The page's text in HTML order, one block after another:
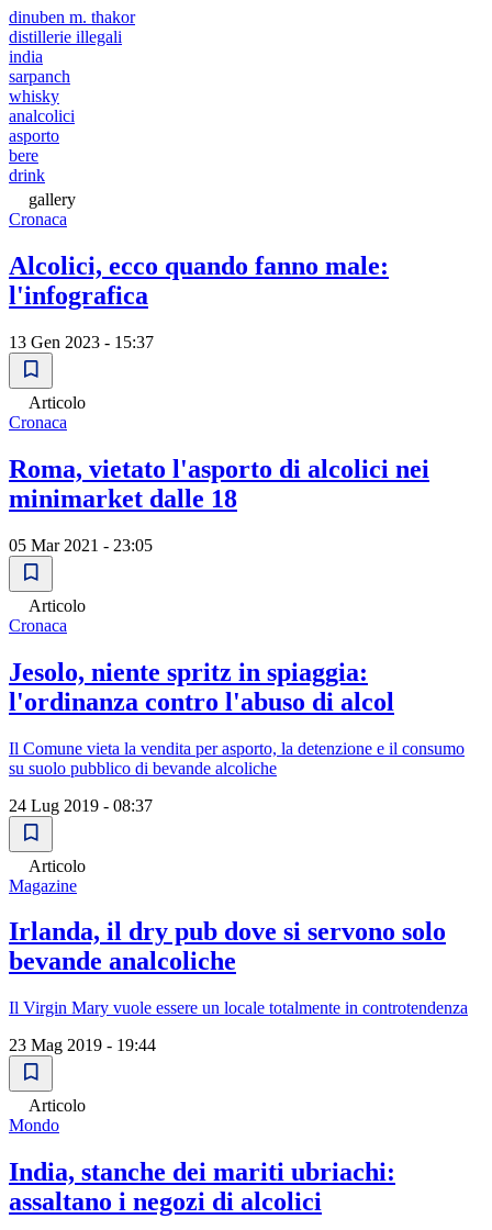
dinuben m. thakor
distillerie illegali
india
sarpanch
whisky
analcolici
asporto
bere
drink
gallery
Cronaca
Alcolici, ecco quando fanno male:
l'infografica
13 Gen 2023 - 15:37
Articolo
Cronaca
Roma, vietato l'asporto di alcolici nei
minimarket dalle 18
05 Mar 2021 - 23:05
Articolo
Cronaca
Jesolo, niente spritz in spiaggia:
l'ordinanza contro l'abuso di alcol
Il Comune vieta la vendita per asporto, la detenzione e il consumo
su suolo pubblico di bevande alcoliche
24 Lug 2019 - 08:37
Articolo
Magazine
Irlanda, il dry pub dove si servono solo
bevande analcoliche
Il Virgin Mary vuole essere un locale totalmente in controtendenza
23 Mag 2019 - 19:44
Articolo
Mondo
India, stanche dei mariti ubriachi:
assaltano i negozi di alcolici